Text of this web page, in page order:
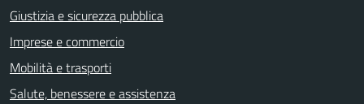
Giustizia e sicurezza pubblica
Imprese e commercio
Mobilità e trasporti
Salute, benessere e assistenza